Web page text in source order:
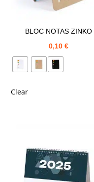
BLOC NOTAS ZINKO
0,10€
Clear